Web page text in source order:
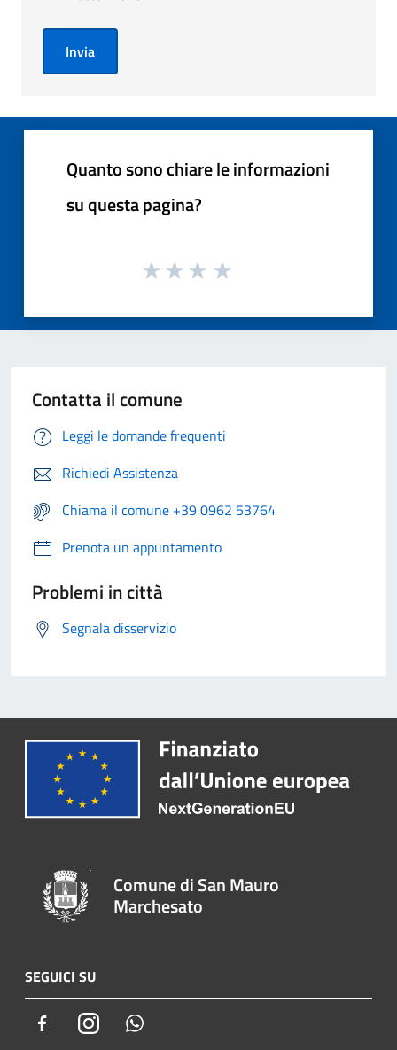
Invia
Quanto sono chiare le informazioni
su questa pagina?
Contatta il comune
Leggi le domande frequenti
Richiedi Assistenza
Chiama il comune +39 0962 53764
Prenota un appuntamento
Problemi in città
Segnala disservizio
Comune di San Mauro
Marchesato
SEGUICI SU
FacebookInstagram